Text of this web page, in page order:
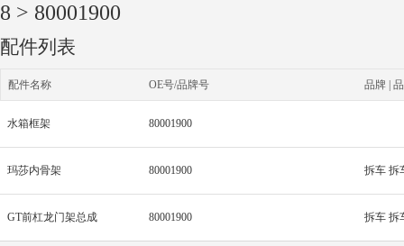
8 > 80001900
配件列表
配件名称 OE号/品牌号 品牌 |
水箱框架 80001900
玛莎内骨架 80001900 拆车 拆
GT前杠龙门架总成 80001900 拆车 拆